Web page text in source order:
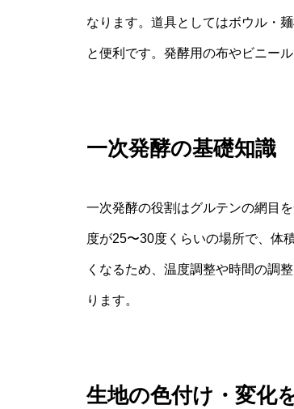
なります。道具としてはボウル・
と便利です。発酵用の布やビニー
一次発酵の基礎知識
一次発酵の役割はグルテンの網目
度が25〜30度くらいの場所で、体
くなるため、温度調整や時間の調
ります。
生地の色付け・変化